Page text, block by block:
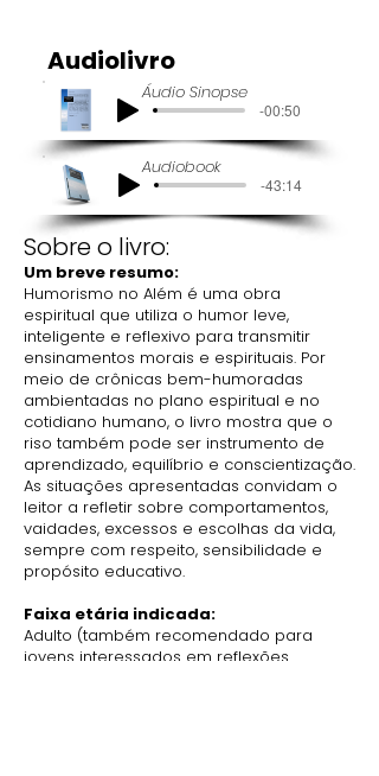
Audiolivro
-00:50
Áudio Sinopse
-43:14
Audiobook
Sobre o livro:
Um breve resumo:
Humorismo no Além é uma obra
espiritual que utiliza o humor leve,
inteligente e reflexivo para transmitir
ensinamentos morais e espirituais. Por
meio de crônicas bem-humoradas
ambientadas no plano espiritual e no
cotidiano humano, o livro mostra que o
riso também pode ser instrumento de
aprendizado, equilíbrio e conscientização.
As situações apresentadas convidam o
leitor a refletir sobre comportamentos,
vaidades, excessos e escolhas da vida,
sempre com respeito, sensibilidade e
propósito educativo.
Faixa etária indicada:
Adulto (também recomendado para
jovens interessados em reflexões